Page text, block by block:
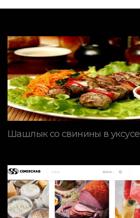
Шашлык со свинины в уксусе